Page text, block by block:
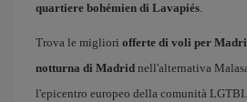
quartiere bohémien di Lavapiés.
Trova le migliori offerte di voli per
notturna di Madrid nell'alternativa
l'epicentro europeo della comunità